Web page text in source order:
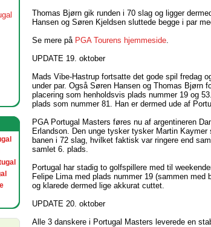
Thomas Bjørn gik runden i 70 slag og ligger
Hansen og Søren Kjeldsen sluttede begge i par
Se mere på PGA Tourens hjemmeside
UPDATE 19. oktober
Mads Vibe-Hastrup fortsatte det gode spil fredag
under par. Også Søren Hansen og Thomas Bjørn
placering som henholdsvis plads nummer 19 og
plads som nummer 81. Han er dermed ude af
PGA Portugal Masters føres nu af argentineren
Erlandson. Den unge tysker tysker Martin
banen i 72 slag, hvilket faktisk var ringere end
samlet 6. plads.
Portugal har stadig to golfspillere med til
Felipe Lima med plads nummer 19 (sammen
og klarede dermed lige akkurat cuttet.
UPDATE 20. oktober
Alle 3 danskere i Portugal Masters leverede en